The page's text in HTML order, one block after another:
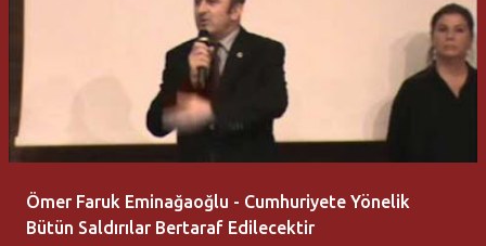
Ömer Faruk Eminağaoğlu - Cumhuriyete Yönelik
Bütün Saldırılar Bertaraf Edilecektir